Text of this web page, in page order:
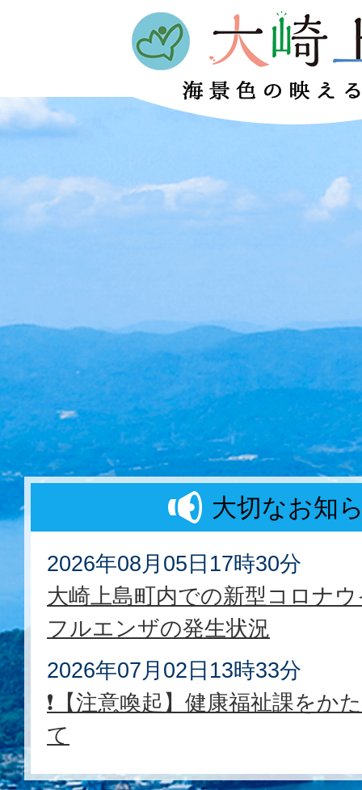
大切なお知
2026年08月05日17時30分
大崎上島町内での新型コロナ
フルエンザの発生状況
2026年07月02日13時33分
❗【注意喚起】健康福祉課をか
て
2026年05月22日08時30分